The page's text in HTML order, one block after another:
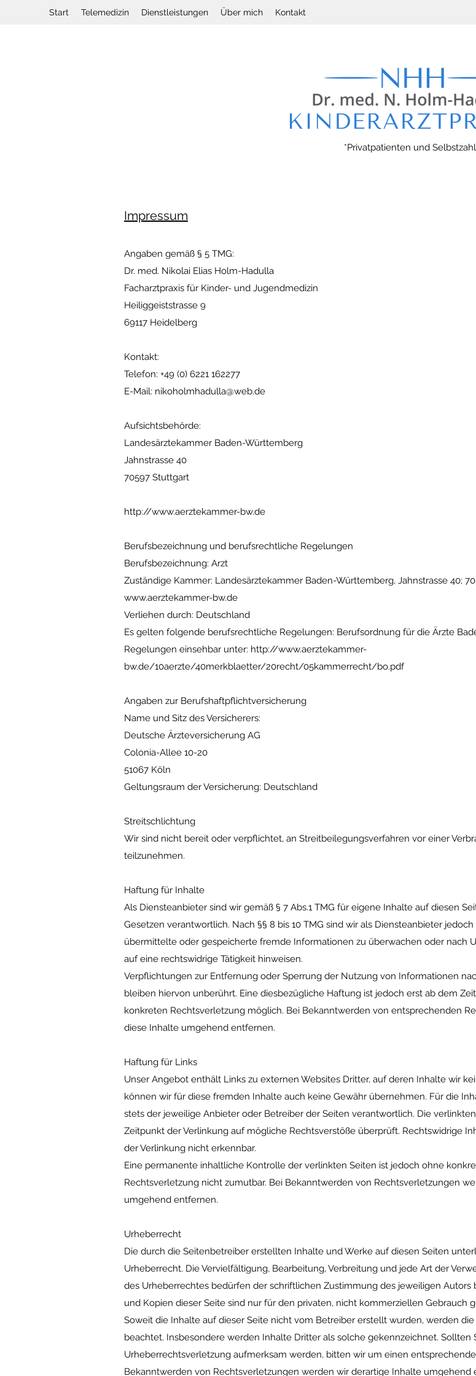
Start Telemedizin Dienstleistungen Über mich Kontakt
*Privatpatienten und
Impressum
Angaben gemäß § 5 TMG:
Dr. med. Nikolai Elias Holm-Hadulla
Facharztpraxis für Kinder- und Jugendmedizin
Heiliggeiststrasse 9
69117 Heidelberg
Kontakt:
Telefon: +49 (0) 6221 162277
E-Mail: nikoholmhadulla@web.de
Aufsichtsbehörde:
Landesärztekammer Baden-Württemberg
Jahnstrasse 40
70597 Stuttgart
http://www.aerztekammer-bw.de
Berufsbezeichnung und berufsrechtliche Regelungen
Berufsbezeichnung: Arzt
Zuständige Kammer: Landesärztekammer Baden-Württemberg, Jahnstrasse 40;
www.aerztekammer-bw.de
Verliehen durch: Deutschland
Es gelten folgende berufsrechtliche Regelungen: Berufsordnung für die Ärzte
Regelungen einsehbar unter: http://www.aerztekammer-
bw.de/10aerzte/40merkblaetter/20recht/05kammerrecht/bo.pdf
Angaben zur Berufshaftpflichtversicherung
Name und Sitz des Versicherers:
Deutsche Ärzteversicherung AG
Colonia-Allee 10-20
51067 Köln
Geltungsraum der Versicherung: Deutschland
Streitschlichtung
Wir sind nicht bereit oder verpflichtet, an Streitbeilegungsverfahren vor einer
teilzunehmen.
Haftung für Inhalte
Als Diensteanbieter sind wir gemäß § 7 Abs.1 TMG für eigene Inhalte auf diesen
Gesetzen verantwortlich. Nach §§ 8 bis 10 TMG sind wir als Diensteanbieter
übermittelte oder gespeicherte fremde Informationen zu überwachen oder nach
auf eine rechtswidrige Tätigkeit hinweisen.
Verpflichtungen zur Entfernung oder Sperrung der Nutzung von Informationen
bleiben hiervon unberührt. Eine diesbezügliche Haftung ist jedoch erst ab dem
konkreten Rechtsverletzung möglich. Bei Bekanntwerden von entsprechenden
diese Inhalte umgehend entfernen.
Haftung für Links
Unser Angebot enthält Links zu externen Websites Dritter, auf deren Inhalte wir
können wir für diese fremden Inhalte auch keine Gewähr übernehmen. Für die
stets der jeweilige Anbieter oder Betreiber der Seiten verantwortlich. Die
Zeitpunkt der Verlinkung auf mögliche Rechtsverstöße überprüft. Rechtswidrige
der Verlinkung nicht erkennbar.
Eine permanente inhaltliche Kontrolle der verlinkten Seiten ist jedoch ohne
Rechtsverletzung nicht zumutbar. Bei Bekanntwerden von Rechtsverletzungen
umgehend entfernen.
Urheberrecht
Die durch die Seitenbetreiber erstellten Inhalte und Werke auf diesen Seiten
Urheberrecht. Die Vervielfältigung, Bearbeitung, Verbreitung und jede Art der
des Urheberrechtes bedürfen der schriftlichen Zustimmung des jeweiligen Autors
und Kopien dieser Seite sind nur für den privaten, nicht kommerziellen Gebrauch
Soweit die Inhalte auf dieser Seite nicht vom Betreiber erstellt wurden, werden
beachtet. Insbesondere werden Inhalte Dritter als solche gekennzeichnet. Sollten
Urheberrechtsverletzung aufmerksam werden, bitten wir um einen
Bekanntwerden von Rechtsverletzungen werden wir derartige Inhalte umgehend